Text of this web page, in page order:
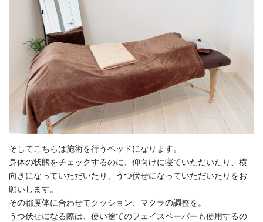
そしてこちらは施術を行うベッドになります。
身体の状態をチェックするのに、仰向けに寝ていただいたり、横
向きになっていただいたり、うつ伏せになっていただいたりをお
願いします。
その都度体に合わせてクッション、マクラの調整を。
うつ伏せになる際は、使い捨てのフェイスペーパーも使用するの